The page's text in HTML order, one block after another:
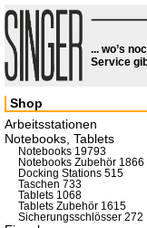
... wo’s
Service
Shop
Arbeitsstationen
Notebooks, Tablets
Notebooks 19793
Notebooks Zubehör 1866
Docking Stations 515
Taschen 733
Tablets 1068
Tablets Zubehör 1615
Sicherungsschlösser 272